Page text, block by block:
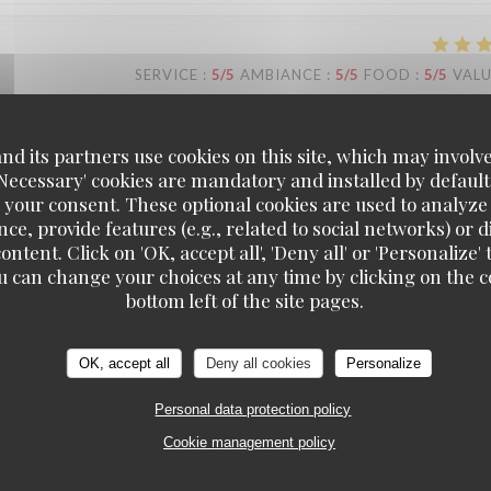
its partners use cookies on this site, which may
cookies are mandatory and installed by
consent. These optional cookies are used to
provide features (e.g., related to social networks) or
Click on 'OK, accept all', 'Deny all' or 'Personalize'
can change your choices at any time by clicking on the
bottom left of the site pages.
OK, accept all Deny all cookies Personalize
Personal data protection policy
Cookie management policy
SERVICE : 5/5 AMBIANCE : 5/5 FOOD : 5/5
bediening die er echt een persoonlijk tintje aan geven door je
enorm deugd te horen dat u zich zo welkom hebt gevoeld. Onze
te geven, en het is bijzonder fijn dat u dit zo hebt ervaren. We
SERVICE: 5/5 AMBIANCE: 5/5 FOOD: 5
at a high level. A good and reasonably priced wine list. We